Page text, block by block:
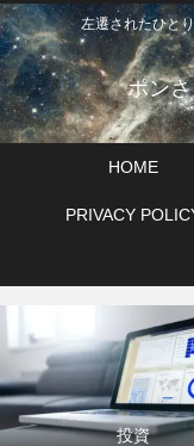
左遷されたひと
ポン
HOME
PRIVACY
投資